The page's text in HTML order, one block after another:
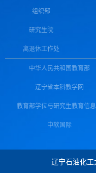
组织部
研究生院
离退休工作处
中华人民共和国教育部
辽宁省本科教学网
教育部学位与研究生教育信
中软国际
辽宁石油化